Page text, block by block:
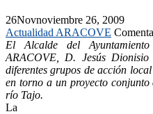
26Novnoviembre 26, 2009
Actualidad ARACOVE
El Alcalde del
ARACOVE, D. Jesús
diferentes grupos de acción
en torno a un proyecto
río Tajo.
La